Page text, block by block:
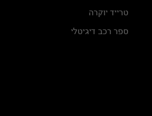
טרייד יוקרה
ספר רכב דיגיטלי